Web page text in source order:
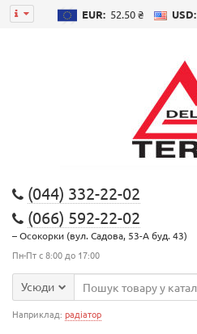
EUR: 52.50 ₴ USD:
(044) 332-22-02
(066) 592-22-02
– Осокорки (вул. Садова, 53-А буд. 43)
Пн-Пт с 8:00 до 17:00
Усюди
Наприклад: радіатор